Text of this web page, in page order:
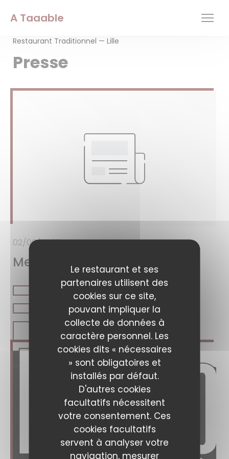
Le restaurant et ses
partenaires utilisent des
cookies sur ce site,
pouvant impliquer la
collecte de données à
caractère personnel. Les
cookies dits « nécessaires
» sont obligatoires et
installés par défaut.
D'autres cookies
facultatifs nécessitent
votre consentement. Ces
cookies facultatifs
servent à analyser votre
navigation, mesurer
A Taaable
Restaurant Traditionnel — Lille
Presse
Meilleur paris brest
02/06/2025
LIRE L'ARTICLE ((OUVRE UNE NOUVELLE FENÊTRE))